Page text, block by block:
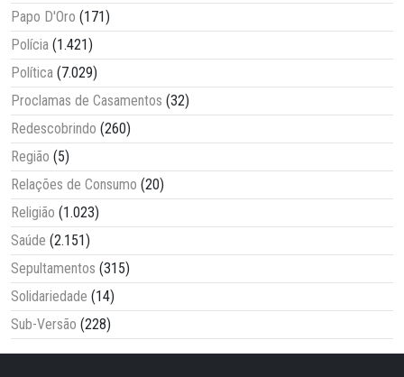
Papo D'Oro (171)
Polícia (1.421)
Política (7.029)
Proclamas de Casamentos (32)
Redescobrindo (260)
Região (5)
Relações de Consumo (20)
Religião (1.023)
Saúde (2.151)
Sepultamentos (315)
Solidariedade (14)
Sub-Versão (228)